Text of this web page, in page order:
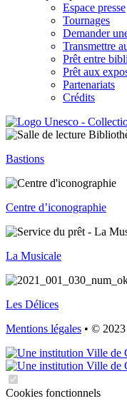
Espace presse
Tournages
Demander
Transmettre
Prêt entre
Prêt aux
Partenariats
Crédits
Bastions
Centre d’iconographie
La Musicale
Les Délices
Mentions légales • ©
Cookies fonctionnels